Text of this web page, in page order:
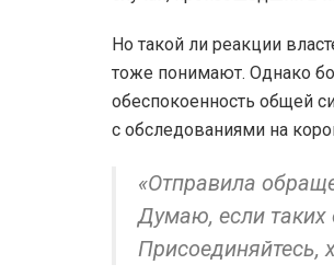
Но такой ли реакции
тоже понимают. Однако
обеспокоенность общей
с
«Отправила
Думаю, если таких
Присоединяйтесь,